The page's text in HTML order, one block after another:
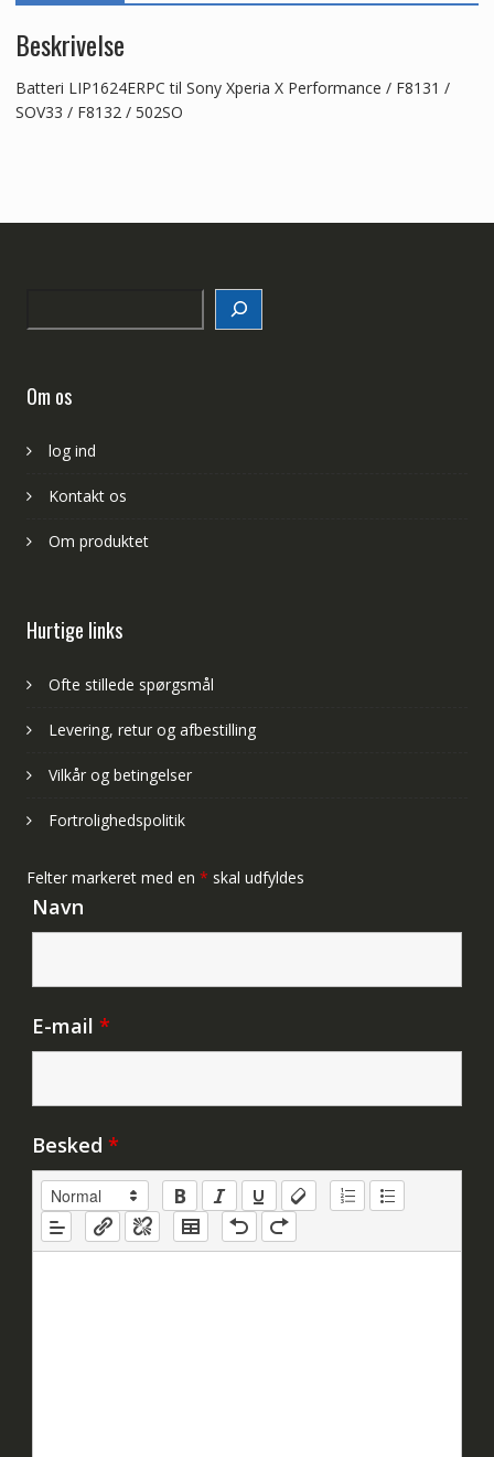
Beskrivelse
Batteri LIP1624ERPC til Sony Xperia X Performance / F8131 /
SOV33 / F8132 / 502SO
Om os
log ind
Kontakt os
Om produktet
Hurtige links
Ofte stillede spørgsmål
Levering, retur og afbestilling
Vilkår og betingelser
Fortrolighedspolitik
Felter markeret med en * skal udfyldes
Navn
E-mail *
Besked *